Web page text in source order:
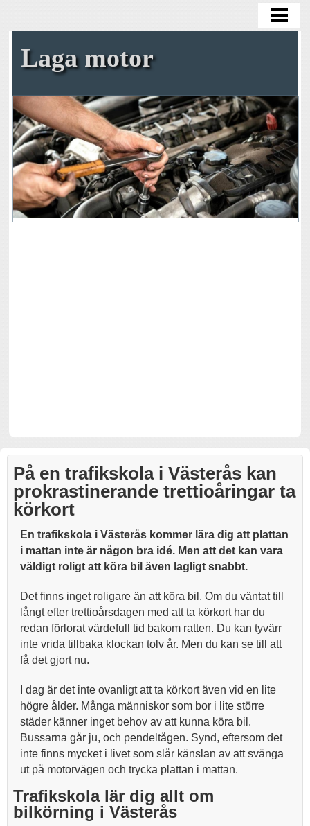
BYTA OLJEFILTER
BYTA KAMREM SJÄLV
TA BORT ROST
BENSIN I DIESELBIL
BLOGG
Laga motor
På en trafikskola i Västerås kan
prokrastinerande trettioåringar ta
körkort
En trafikskola i Västerås kommer lära dig att plattan
i mattan inte är någon bra idé. Men att det kan vara
väldigt roligt att köra bil även lagligt snabbt.
Det finns inget roligare än att köra bil. Om du väntat till
långt efter trettioårsdagen med att ta körkort har du
redan förlorat värdefull tid bakom ratten. Du kan tyvärr
inte vrida tillbaka klockan tolv år. Men du kan se till att
få det gjort nu.
I dag är det inte ovanligt att ta körkort även vid en lite
högre ålder. Många människor som bor i lite större
städer känner inget behov av att kunna köra bil.
Bussarna går ju, och pendeltågen. Synd, eftersom det
inte finns mycket i livet som slår känslan av att svänga
ut på motorvägen och trycka plattan i mattan.
Trafikskola lär dig allt om
bilkörning i Västerås